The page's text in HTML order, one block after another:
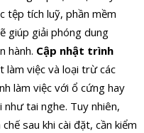
tệp tích luỹ, phần mềm
giúp giải phóng dung
hành. Cập nhật trình
làm việc và loại trừ các
làm việc với ổ cứng hay
tai nghe. Tuy nhiên,
sau khi cài đặt, cần kiểm